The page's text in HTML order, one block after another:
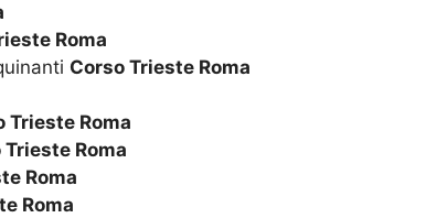
Roma
Corso Trieste Roma
Trieste Roma
Trieste Roma
Roma
Roma